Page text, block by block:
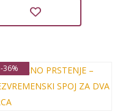
cijena
bila
3.270,00 €.
-36%